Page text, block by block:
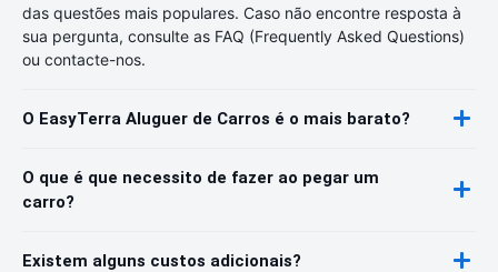
das questões mais populares. Caso não encontre resposta à
sua pergunta, consulte as FAQ (Frequently Asked Questions)
ou contacte-nos.
O EasyTerra Aluguer de Carros é o mais barato?
O que é que necessito de fazer ao pegar um
carro?
Existem alguns custos adicionais?